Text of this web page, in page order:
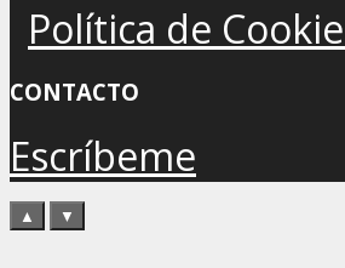
Política de
CONTACTO
Escríbeme
▲ ▼